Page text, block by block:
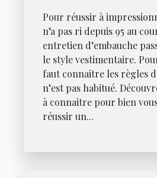
Pour réussir à
n’a pas ri depuis 95 au
entretien d’embauche
le style vestimentaire.
faut connaitre les règles
n’est pas habitué.
à connaitre pour bien
réussir un...